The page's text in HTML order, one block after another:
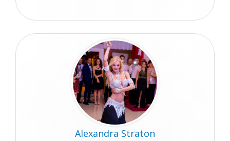
Alexandra Straton